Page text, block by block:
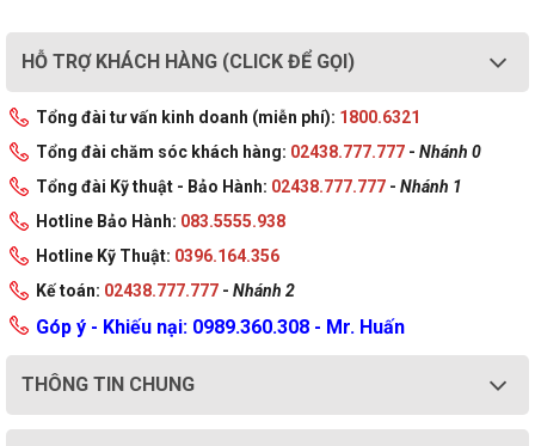
HỖ TRỢ KHÁCH HÀNG (CLICK ĐỂ GỌI)
Tổng đài tư vấn kinh doanh (miễn phí): 1800.6321
Tổng đài chăm sóc khách hàng: 02438.777.777 - Nhánh 0
Tổng đài Kỹ thuật - Bảo Hành: 02438.777.777 - Nhánh 1
Hotline Bảo Hành: 083.5555.938
Hotline Kỹ Thuật: 0396.164.356
Kế toán: 02438.777.777 - Nhánh 2
Góp ý - Khiếu nại: 0989.360.308 - Mr. Huấn
THÔNG TIN CHUNG